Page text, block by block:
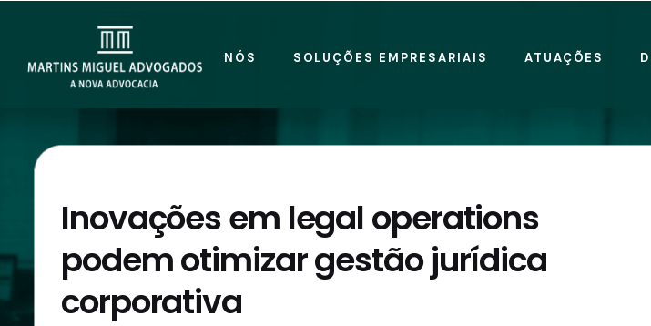
NÓS SOLUÇÕES EMPRESARIAIS ATUAÇÕES
Inovações em legal operations
podem otimizar gestão jurídica
corporativa